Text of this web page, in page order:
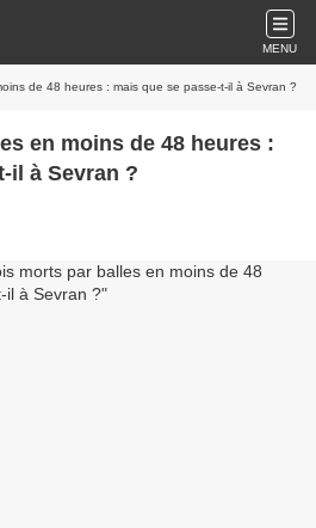
MENU
de 48 heures : mais que se passe-t-il à Sevran ?
en moins de 48 heures :
il à Sevran ?